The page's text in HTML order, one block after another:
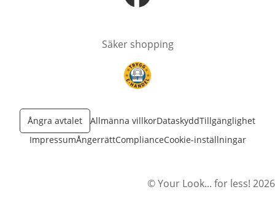
öppnas i nytt fönster
Säker shopping
öppnas i nytt fönster
Ångra avtalet Allmänna villkorDataskyddTillgänglighet
ImpressumÅngerrättComplianceCookie-inställningar
© Your Look... for less! 2026